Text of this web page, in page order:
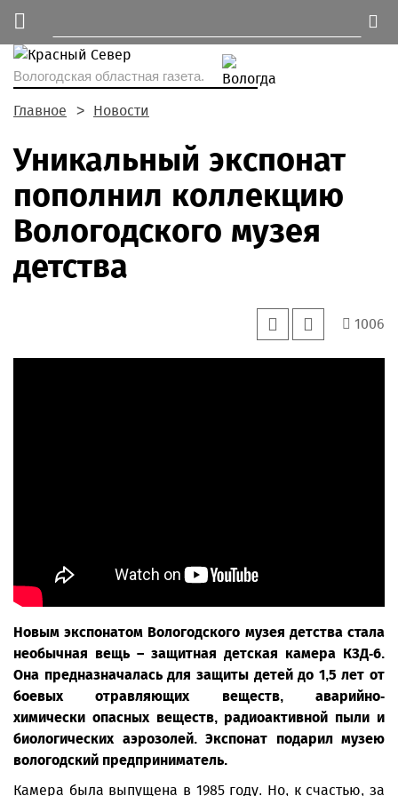
Вологодская областная газета.
Главное Новости
Уникальный экспонат
пополнил коллекцию
Вологодского музея
детства
1006
Новым экспонатом Вологодского музея детства стала
необычная вещь – защитная детская камера КЗД-6.
Она предназначалась для защиты детей до 1,5 лет от
боевых отравляющих веществ, аварийно-
химически опасных веществ, радиоактивной пыли и
биологических аэрозолей. Экспонат подарил музею
вологодский предприниматель.
Камера была выпущена в 1985 году. Но, к счастью, за